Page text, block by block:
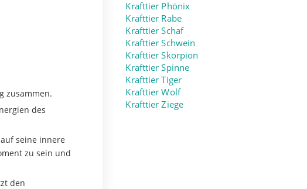
zusammen.
des
seine innere
zu sein und
den
Krafttier Phönix
Krafttier Rabe
Krafttier Schaf
Krafttier Schwein
Krafttier Skorpion
Krafttier Spinne
Krafttier Tiger
Krafttier Wolf
Krafttier Ziege